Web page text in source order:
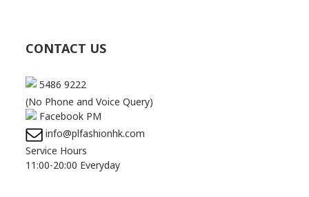
CONTACT US
5486 9222
(No Phone and Voice Query)
Facebook PM
info@plfashionhk.com
Service Hours
11:00-20:00 Everyday